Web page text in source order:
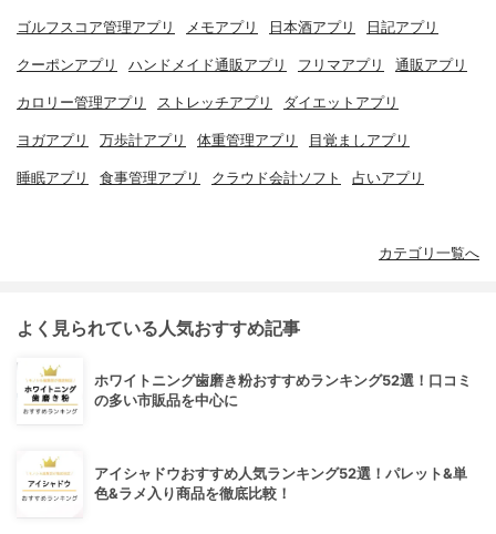
ゴルフスコア管理アプリ メモアプリ 日本酒アプリ 日記アプリ
クーポンアプリ ハンドメイド通販アプリ フリマアプリ 通販アプリ
カロリー管理アプリ ストレッチアプリ ダイエットアプリ
ヨガアプリ 万歩計アプリ 体重管理アプリ 目覚ましアプリ
睡眠アプリ 食事管理アプリ クラウド会計ソフト 占いアプリ
カテゴリ一覧へ
よく見られている人気おすすめ記事
ホワイトニング歯磨き粉おすすめランキング52選！口コミ
の多い市販品を中心に
アイシャドウおすすめ人気ランキング52選！パレット&単
色&ラメ入り商品を徹底比較！